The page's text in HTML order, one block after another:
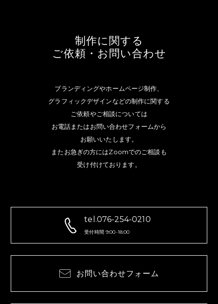
制作に関する
ご依頼・お問い合わせ
ブランディングやホームページ制作、
グラフィックデザインなどの制作に関する
ご依頼やご相談については
お電話またはお問い合わせフォームから
お願いいたします。
またお急ぎの方にはZoomでのご相談も
受け付けております。
tel.076-254-0210
受付時間 9:00-18:00
お問い合わせフォーム